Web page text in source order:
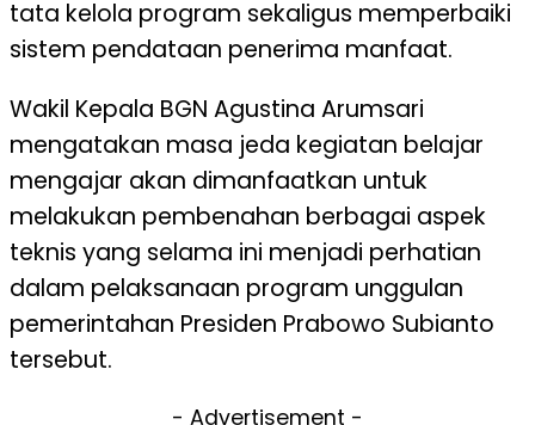
tata kelola program sekaligus memperbaiki
sistem pendataan penerima manfaat.
Wakil Kepala BGN Agustina Arumsari
mengatakan masa jeda kegiatan belajar
mengajar akan dimanfaatkan untuk
melakukan pembenahan berbagai aspek
teknis yang selama ini menjadi perhatian
dalam pelaksanaan program unggulan
pemerintahan Presiden Prabowo Subianto
tersebut.
- Advertisement -